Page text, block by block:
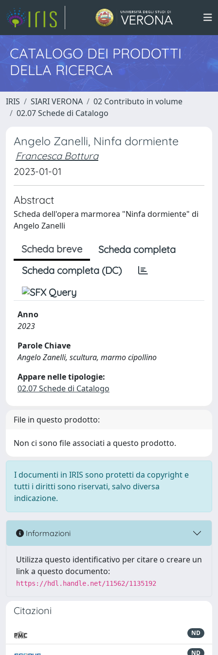
CATALOGO DEI PRODOTTI
DELLA RICERCA
IRIS SIARI VERONA
02 Contributo in volume
02.07 Schede di Catalogo
Angelo Zanelli, Ninfa dormiente
Francesca Bottura
2023-01-01
Abstract
Scheda dell'opera marmorea "Ninfa dormiente" di
Angelo Zanelli
Scheda breve
Scheda completa
Scheda completa (DC)
Anno
2023
Parole Chiave
Angelo Zanelli, scultura, marmo cipollino
Appare nelle tipologie:
02.07 Schede di Catalogo
File in questo prodotto:
Non ci sono file associati a questo prodotto.
I documenti in IRIS sono protetti da copyright e
tutti i diritti sono riservati, salvo diversa
indicazione.
Informazioni
Utilizza questo identificativo per citare o creare un
link a questo documento:
https://hdl.handle.net/11562/1135192
Citazioni
ND
ND